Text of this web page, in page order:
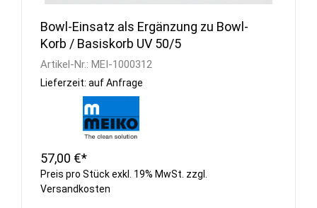
Bowl-Einsatz als Ergänzung zu Bowl-
Korb / Basiskorb UV 50/5
Artikel-Nr.: MEI-1000312
Lieferzeit: auf Anfrage
57,00 €*
Preis pro Stück exkl. 19% MwSt. zzgl.
Versandkosten